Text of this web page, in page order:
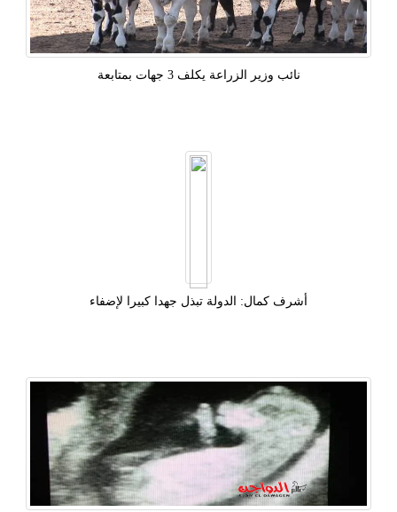
نائب وزير الزراعة يكلف 3 جهات بمتابعة
أشرف كمال: الدولة تبذل جهدا كبيرا لإضفاء